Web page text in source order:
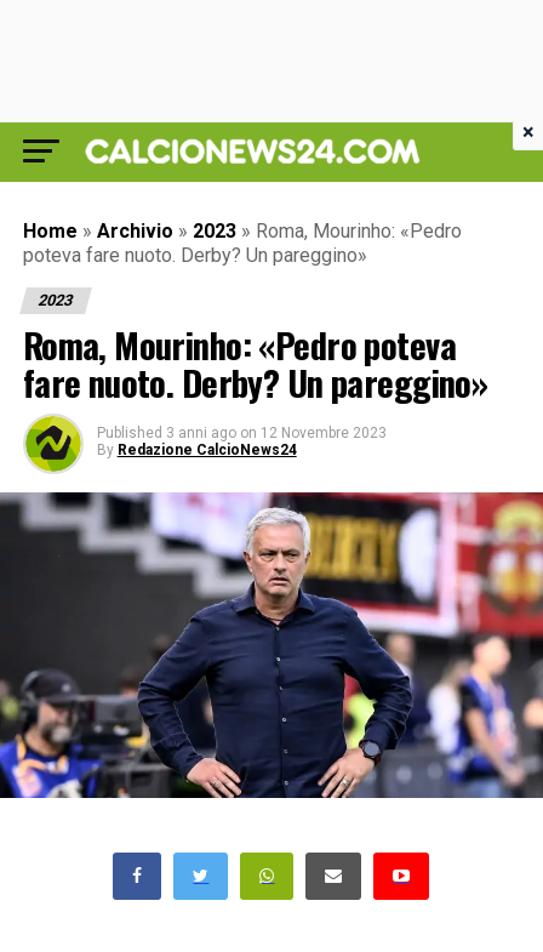
Home » Archivio » 2023 » Roma, Mourinho: «Pedro
poteva fare nuoto. Derby? Un pareggino»
2023
Roma, Mourinho: «Pedro poteva
fare nuoto. Derby? Un pareggino»
Published 3 anni ago on 12 Novembre 2023
By Redazione CalcioNews24
×